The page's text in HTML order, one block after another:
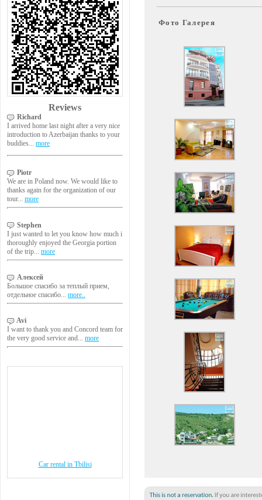
Reviews
Richard
I arrived home last night after a very nice
introduction to Azerbaijan thanks to your
buddies... more
Piotr
We are in Poland now. We would like to
thanks again for the organization of our
tour... more
Stephen
I just wanted to let you know how much i
thoroughly enjoyed the Georgia portion
of the trip... more
Алексей
Большое спасибо за теплый прием,
отдельное спасибо... more..
Avi
I want to thank you and Concord team for
the very good service and... more
Car rental in Tbilisi
Фото Галерея